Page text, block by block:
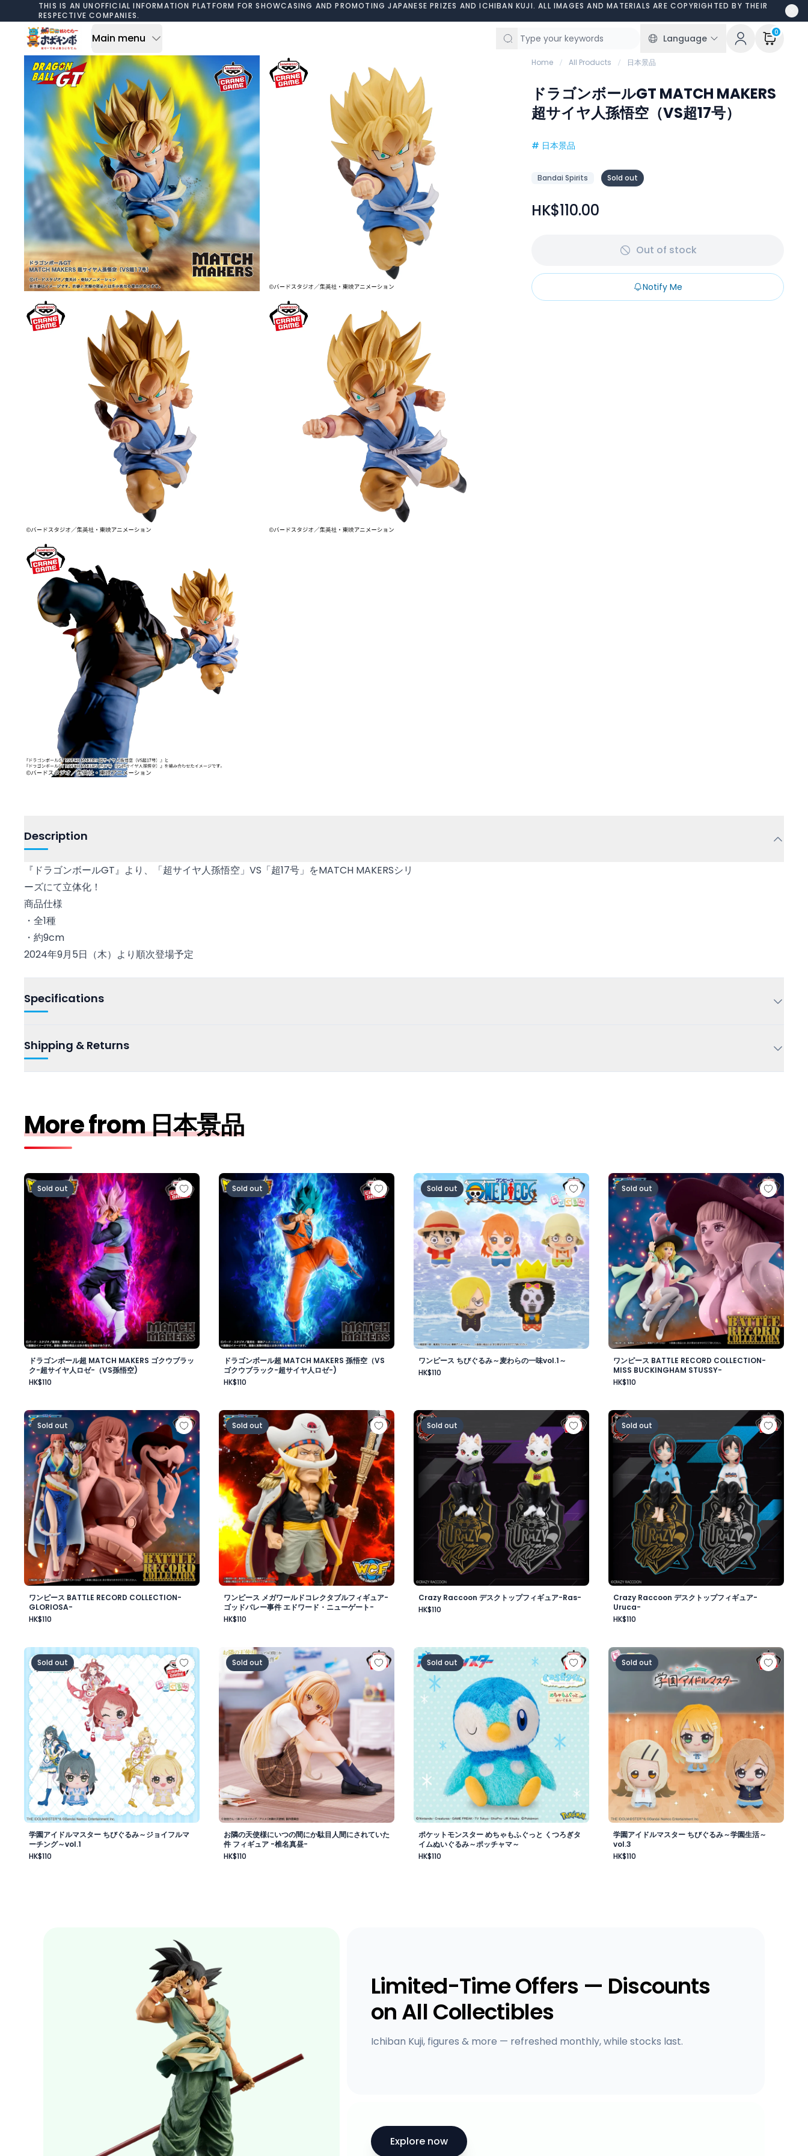
Skip to contentTHIS IS AN UNOFFICIAL INFORMATION PLATFORM FOR SHOWCASING AND PROMOTING JAPANESE PRIZES AND ICHIBAN KUJI. ALL IMAGES AND MATERIALS ARE COPYRIGHTED BY THEIR
RESPECTIVE COMPANIES.
Main menu Language
0
Home All Products 日本景品
ドラゴンボールGT MATCH MAKERS
超サイヤ人孫悟空（VS超17号）
# 日本景品
Bandai Spirits Sold out
HK$110.00
Out of stock
Notify Me
Description
『ドラゴンボールGT』より、「超サイヤ人孫悟空」VS「超17号」をMATCH MAKERSシリ
ーズにて立体化！
商品仕様
・全1種
・約9cm
2024年9月5日（木）より順次登場予定
Specifications
Shipping & Returns
More from 日本景品
ドラゴンボール超 MATCH MAKERS ゴクウブラック-超サイヤ人ロゼ-（VS孫悟空)
Sold out
ドラゴンボール超 MATCH MAKERS ゴクウブラッ
ク-超サイヤ人ロゼ-（VS孫悟空)
HK$110
ドラゴンボール超 MATCH MAKERS 孫悟空（VSゴクウブラック-超サイヤ人ロゼ-)
Sold out
ドラゴンボール超 MATCH MAKERS 孫悟空（VS
ゴクウブラック-超サイヤ人ロゼ-)
HK$110
ワンピース ちびぐるみ～麦わらの一味vol.1～
Sold out
ワンピース ちびぐるみ～麦わらの一味vol.1～
HK$110
ワンピース BATTLE RECORD COLLECTION-
Sold out
ワンピース BATTLE RECORD COLLECTION-
MISS BUCKINGHAM STUSSY-
HK$110
ワンピース BATTLE RECORD COLLECTION-GLORIOSA-
Sold out
ワンピース BATTLE RECORD COLLECTION-
GLORIOSA-
HK$110
ワンピース メガワールドコレクタブルフィギュア-ゴッドバレー事件 エドワード・ニューゲート-
Sold out
ワンピース メガワールドコレクタブルフィギュア-
ゴッドバレー事件 エドワード・ニューゲート-
HK$110
Crazy Raccoon デスクトップフィギュア-Ras-
Sold out
Crazy Raccoon デスクトップフィギュア-Ras-
HK$110
Crazy Raccoon デスクトップフィギュア-
Sold out
Crazy Raccoon デスクトップフィギュア-
Uruca-
HK$110
学園アイドルマスター ちびぐるみ～ジョイフルマーチング～vol.1
Sold out
学園アイドルマスター ちびぐるみ～ジョイフルマ
ーチング～vol.1
HK$110
お隣の天使様にいつの間にか駄目人間にされていた件 フィギュア -椎名真昼-
Sold out
お隣の天使様にいつの間にか駄目人間にされていた
件 フィギュア -椎名真昼-
HK$110
ポケットモンスター めちゃもふぐっと くつろぎタイムぬいぐるみ～ポッチャマ～
Sold out
ポケットモンスター めちゃもふぐっと くつろぎタ
イムぬいぐるみ～ポッチャマ～
HK$110
学園アイドルマスター ちびぐるみ～学園生活
Sold out
学園アイドルマスター ちびぐるみ～学園生活～
vol.3
HK$110
Limited-Time Offers — Discounts
on All Collectibles
Ichiban Kuji, figures & more — refreshed monthly, while stocks last.
Explore now